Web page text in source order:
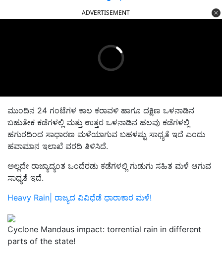
ADVERTISEMENT
ಮುಂದಿನ 24 ಗಂಟೆಗಳ ಕಾಲ ಕರಾವಳಿ ಹಾಗೂ ದಕ್ಷಿಣ ಒಳನಾಡಿನ
ಬಹುತೇಕ ಕಡೆಗಳಲ್ಲಿ ಮತ್ತು ಉತ್ತರ ಒಳನಾಡಿನ ಹಲವು ಕಡೆಗಳಲ್ಲಿ
ಹಗುರದಿಂದ ಸಾಧಾರಣ ಮಳೆಯಾಗುವ ಬಹಳಷ್ಟು ಸಾಧ್ಯತೆ ಇದೆ ಎಂದು
ಹವಾಮಾನ ಇಲಾಖೆ ವರದಿ ತಿಳಿಸಿದೆ.
ಅಲ್ಲದೇ ರಾಜ್ಯಾದ್ಯಂತ ಒಂದೆರಡು ಕಡೆಗಳಲ್ಲಿ ಗುಡುಗು ಸಹಿತ ಮಳೆ ಆಗುವ
ಸಾಧ್ಯತೆ ಇದೆ.
Heavy Rain| ರಾಜ್ಯದ ವಿವಿಧೆಡೆ ಧಾರಾಕಾರ ಮಳೆ!
Cyclone Mandaus impact: torrential rain in different
parts of the state!